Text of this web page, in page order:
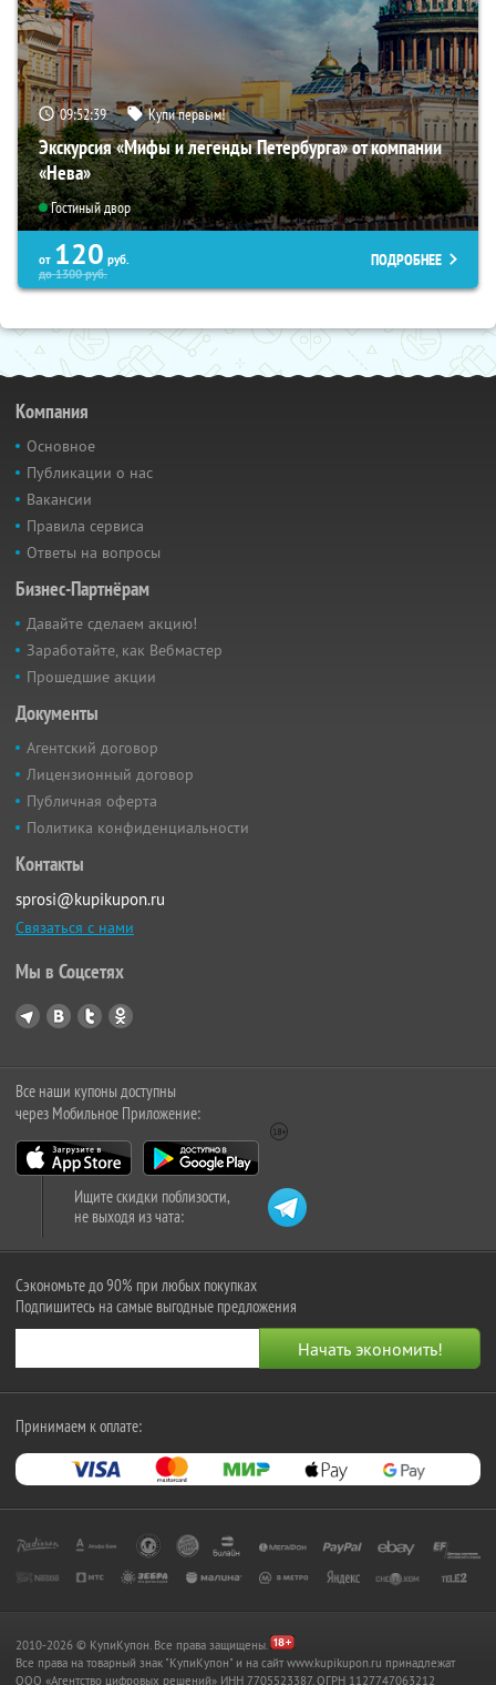
09:52:38 Купи первым!
Экскурсия «Мифы и легенды Петербурга» от компании
«Нева»
Гостиный двор
от 120 руб.
до1300руб.
ПОДРОБНЕЕ
Компания
Основное
Публикации о нас
Вакансии
Правила сервиса
Ответы на вопросы
Бизнес-Партнёрам
Давайте сделаем акцию!
Заработайте, как Вебмастер
Прошедшие акции
Документы
Агентский договор
Лицензионный договор
Публичная оферта
Политика конфиденциальности
Контакты
sprosi@kupikupon.ru
Связаться с нами
Мы в Соцсетях
Все наши купоны доступны
через Мобильное Приложение:
Ищите скидки поблизости,
не выходя из чата:
Сэкономьте до 90% при любых покупках
Подпишитесь на самые выгодные предложения
Принимаем к оплате:
2010-2026 © КупиКупон. Все права защищены.
Все права на товарный знак "КупиКупон" и на сайт www.kupikupon.ru принадлежат
OOO «Агентство цифровых решений» ИНН 7705523387, ОГРН 1127747063212